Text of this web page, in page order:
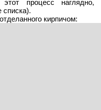
процесс наглядно,
списка).
кирпичом: